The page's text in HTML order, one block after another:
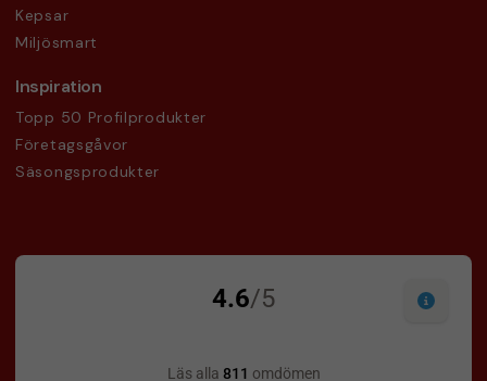
Kepsar
Miljösmart
Inspiration
Topp 50 Profilprodukter
Företagsgåvor
Säsongsprodukter